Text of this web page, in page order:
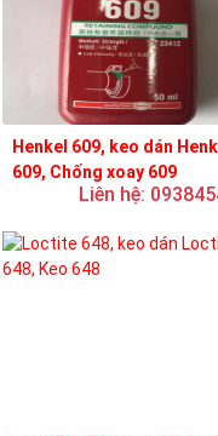
Henkel 609, keo dán
609, Chống xoay 609
Liên hệ: